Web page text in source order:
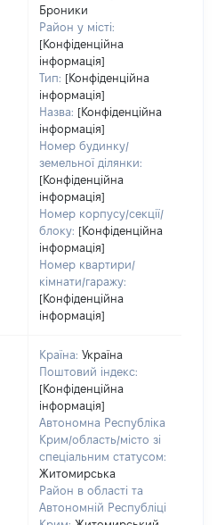
Броники
Район у місті:
[Конфіденційна
інформація]
Тип: [Конфіденційна
інформація]
Назва: [Конфіденційна
інформація]
Номер будинку/
земельної ділянки:
[Конфіденційна
інформація]
Номер корпусу/секції/
блоку: [Конфіденційна
інформація]
Номер квартири/
кімнати/гаражу:
[Конфіденційна
інформація]
Країна: Україна
Поштовий індекс:
[Конфіденційна
інформація]
Автономна Республіка
Крим/область/місто зі
спеціальним статусом:
Житомирська
Район в області та
Автономній Республіці